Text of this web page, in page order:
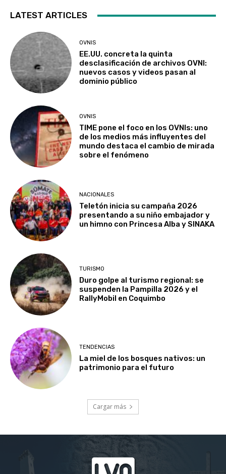
LATEST ARTICLES
OVNIS
EE.UU. concreta la quinta
desclasificación de archivos OVNI:
nuevos casos y videos pasan al
dominio público
OVNIS
TIME pone el foco en los OVNIs: uno
de los medios más influyentes del
mundo destaca el cambio de mirada
sobre el fenómeno
NACIONALES
Teletón inicia su campaña 2026
presentando a su niño embajador y
un himno con Princesa Alba y SINAKA
TURISMO
Duro golpe al turismo regional: se
suspenden la Pampilla 2026 y el
RallyMobil en Coquimbo
TENDENCIAS
La miel de los bosques nativos: un
patrimonio para el futuro
Cargar más